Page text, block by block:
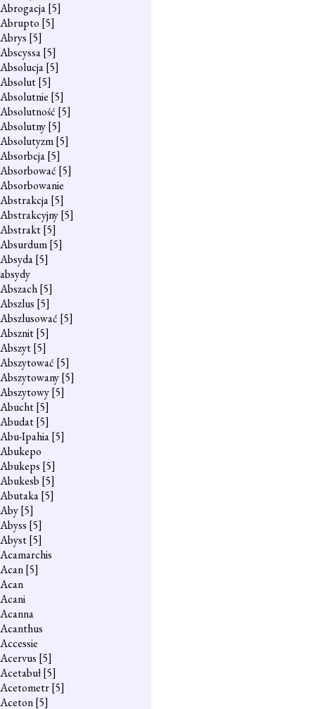
Abrogacja[5]
Abrupto [5]
Abrys [5]
Abscyssa[5]
Absolucja[5]
Absolut[5]
Absolutnie [5]
Absolutność [5]
Absolutny[5]
Absolutyzm[5]
Absorbcja[5]
Absorbować [5]
Absorbowanie
Abstrakcja[5]
Abstrakcyjny[5]
Abstrakt[5]
Absurdum[5]
Absyda[5]
absydy
Abszach[5]
Abszlus [5]
Abszlusować [5]
Absznit[5]
Abszyt[5]
Abszytować [5]
Abszytowany[5]
Abszytowy[5]
Abucht[5]
Abudat[5]
Abu-Ipahia[5]
Abukepo
Abukeps [5]
Abukesb [5]
Abutaka[5]
Aby[5]
Abyss [5]
Abyst[5]
Acamarchis
Acan[5]
Acan
Acani
Acanna
Acanthus
Accessie
Acervus [5]
Acetabuł[5]
Acetometr[5]
Aceton[5]